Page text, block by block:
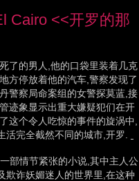
Cairo <<开罗的那
了的男人,他的口袋里装着几克
方停放着他的汽车,警察发现了
警察局命案组的女警探莫蓝,接
迹象显示出重大嫌疑犯们在开
这个令人吃惊的事件的旋涡中,
活完全截然不同的城市,开罗.
部情节紧张的小说,其中主人公
欺诈妖媚迷人的世界里,在这种